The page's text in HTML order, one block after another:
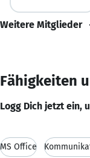
Weitere Mitglieder
Fähigkeiten
Logg Dich jetzt ein,
MS Office